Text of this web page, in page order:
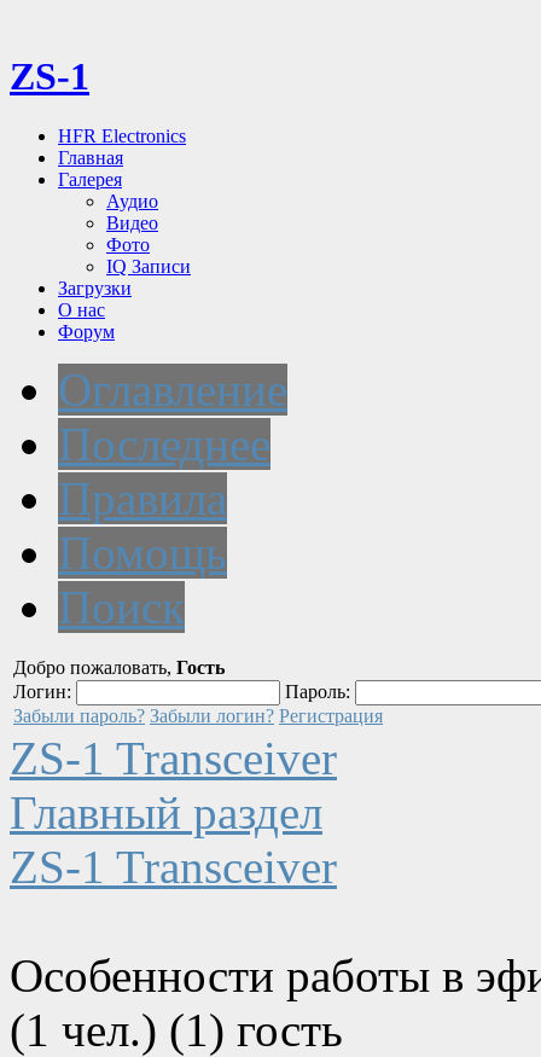
ZS-1
HFR Electronics
Главная
Галерея
Аудио
Видео
Фото
IQ Записи
Загрузки
О нас
Форум
Оглавление
Последнее
Правила
Помощь
Поиск
Добро пожаловать, Гость
Логин:
Пароль:
Забыли пароль? Забыли логин? Регистрация
ZS-1 Transceiver
Главный раздел
ZS-1 Transceiver
Особенности работы в
(1 чел.) (1) гость